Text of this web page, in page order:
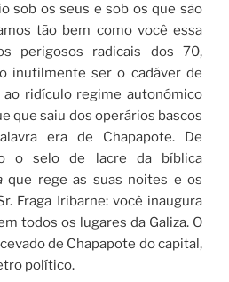
sob os seus e sob os que são
tão bem como você essa
perigosos radicais dos 70,
inutilmente ser o cadáver de
ao ridículo regime autonómico
que saiu dos operários bascos
era de Chapapote. De
o selo de lacre da bíblica
que rege as suas noites e os
Fraga Iribarne: você inaugura
todos os lugares da Galiza. O
de Chapapote do capital,
político.